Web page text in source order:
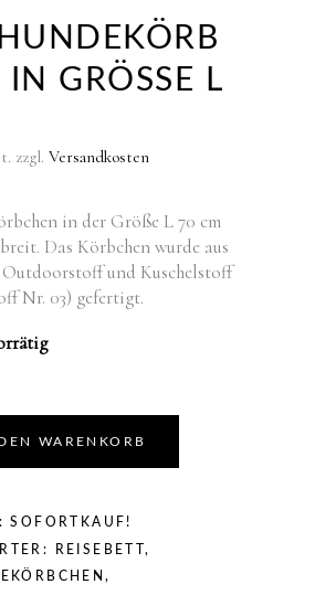
GRÖSSE L
zzgl. Versandkosten
in der Größe L 70 cm
Das Körbchen wurde aus
und Kuschelstoff
Nr. 03) gefertigt.
WARENKORB
SOFORTKAUF!
REISEBETT,
,